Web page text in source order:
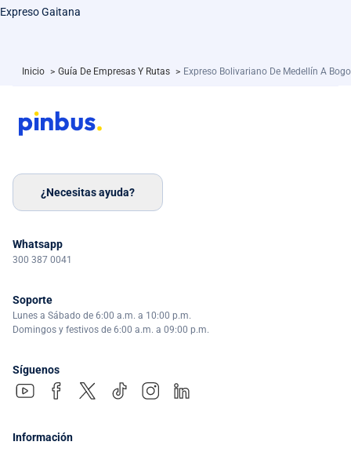
Expreso Gaitana
Inicio > Guía De Empresas Y Rutas > Expreso Bolivariano De Medellín A
¿Necesitas ayuda?
Whatsapp
300 387 0041
Soporte
Lunes a Sábado de 6:00 a.m. a 10:00 p.m.
Domingos y festivos de 6:00 a.m. a 09:00 p.m.
Síguenos
Información